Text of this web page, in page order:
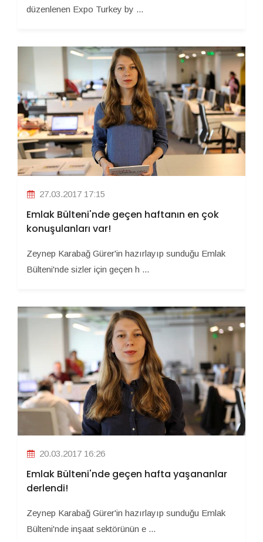
düzenlenen Expo Turkey by ...
27.03.2017 17:15
Emlak Bülteni'nde geçen haftanın en çok
konuşulanları var!
Zeynep Karabağ Gürer'in hazırlayıp sunduğu Emlak
Bülteni'nde sizler için geçen h ...
20.03.2017 16:26
Emlak Bülteni'nde geçen hafta yaşananlar
derlendi!
Zeynep Karabağ Gürer'in hazırlayıp sunduğu Emlak
Bülteni'nde inşaat sektörünün e ...